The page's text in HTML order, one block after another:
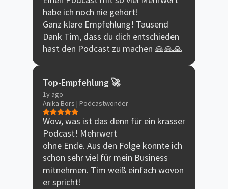
habe ich noch nie gehört!
Ganz klare Empfehlung! Tausend
Dank Tim, dass du dich entschieden
hast den Podcast zu machen 🙏🙏🙏
Top-Empfehlung 🚀
1y ago
Anika Bors | Podcastwonder
Wow, was ist das denn für ein krasser
Podcast! Mehrwert
ohne Ende. Aus den Folge konnte ich
schon sehr viel für mein Business
mitnehmen. Tim weiß einfach wovon
er spricht!